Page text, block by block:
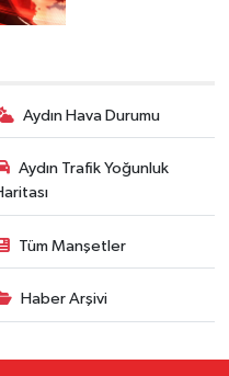
Aydın Hava Durumu
Aydın Trafik Yoğunluk
Tüm Manşetler
Haber Arşivi